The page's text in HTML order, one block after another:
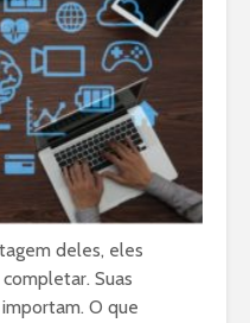
deles, eles
Suas
O que